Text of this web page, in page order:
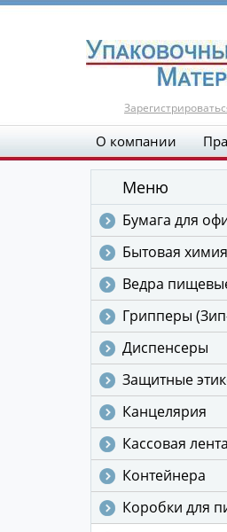
О компании
Меню
Бумага для
Бытовая химия
Ведра
Грипперы
Диспенсеры
Защитные
Канцелярия
Кассовая лента
Контейнера
Коробки для